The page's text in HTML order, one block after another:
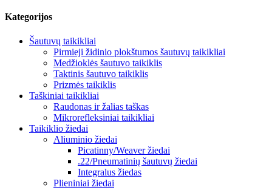
Kategorijos
Šautuvų taikikliai
Pirmieji židinio plokštumos šautuvų taikikliai
Medžioklės šautuvo taikiklis
Taktinis šautuvo taikiklis
Prizmės taikiklis
Taškiniai taikikliai
Raudonas ir žalias taškas
Mikrorefleksiniai taikikliai
Taikiklio žiedai
Aliuminio žiedai
Picatinny/Weaver žiedai
.22/Pneumatinių šautuvų žiedai
Integralus žiedas
Plieniniai žiedai